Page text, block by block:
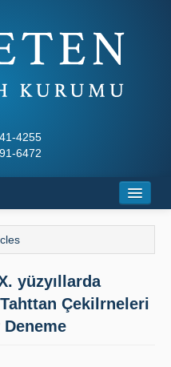
4255
6472
yüzyıllarda
Çekilrneleri